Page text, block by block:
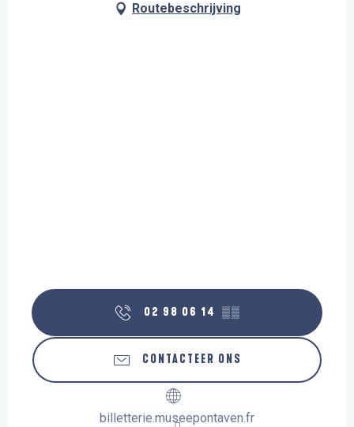
Routebeschrijving
02 98 06 14 ▒▒
CONTACTEER ONS
billetterie.museepontaven.fr